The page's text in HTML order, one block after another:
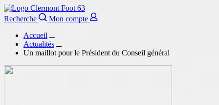
Recherche
Mon compte
Accueil
Actualités
Un maillot pour le Président du Conseil général